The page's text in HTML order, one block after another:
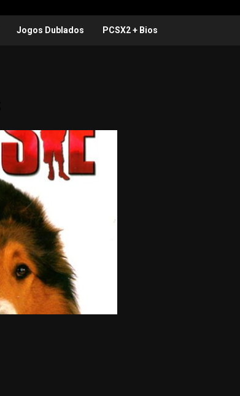
Jogos Dublados PCSX2 + Bios